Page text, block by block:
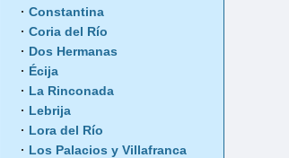
Constantina
Coria del Río
Dos Hermanas
Écija
La Rinconada
Lebrija
Lora del Río
Los Palacios y Villafranca